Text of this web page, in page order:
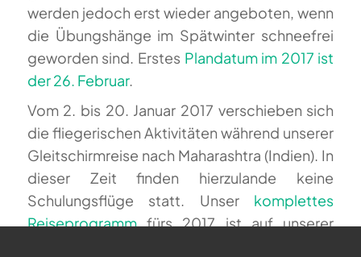
werden jedoch erst wieder angeboten, wenn
die Übungshänge im Spätwinter schneefrei
geworden sind. Erstes Plandatum im 2017 ist
der 26. Februar.
Vom 2. bis 20. Januar 2017 verschieben sich
die fliegerischen Aktivitäten während unserer
Gleitschirmreise nach Maharashtra (Indien). In
dieser Zeit finden hierzulande keine
Schulungsflüge statt. Unser komplettes
Reiseprogrammfürs 2017 ist auf unserer